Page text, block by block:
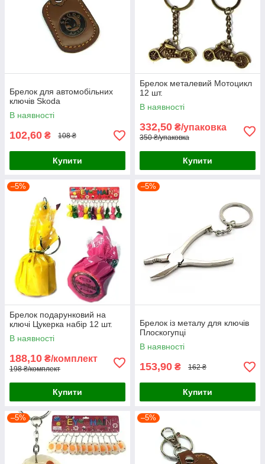
Брелок для автомобільних
ключів Skoda
В наявності
102,60 ₴ 108 ₴
Купити
Брелок металевий Мотоцикл
12 шт.
В наявності
332,50 ₴/упаковка
350 ₴/упаковка
Купити
–5%
Брелок подарунковий на
ключі Цукерка набір 12 шт.
В наявності
188,10 ₴/комплект
198 ₴/комплект
Купити
–5%
Брелок із металу для ключів
Плоскогупці
В наявності
153,90 ₴ 162 ₴
Купити
–5% –5%